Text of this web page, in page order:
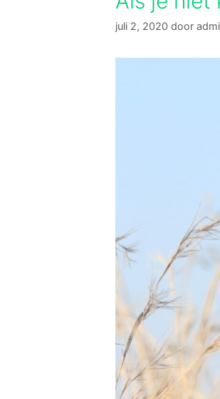
juli 2, 2020 door